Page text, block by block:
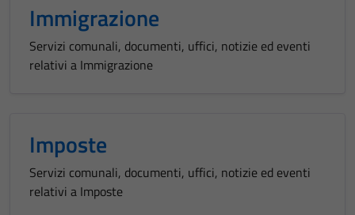
Immigrazione
Servizi comunali, documenti, uffici, notizie ed eventi
relativi a Immigrazione
Imposte
Servizi comunali, documenti, uffici, notizie ed eventi
relativi a Imposte